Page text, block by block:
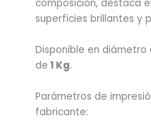
composición, destaca
superficies brillantes y
Disponible en diámetro
de 1 Kg.
Parámetros de
fabricante: